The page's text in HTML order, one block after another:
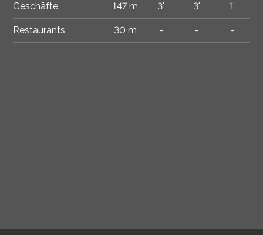
Geschäfte 147 m 3' 3' 1'
Restaurants 30 m - - -